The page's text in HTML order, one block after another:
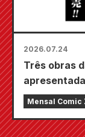
2026.07.24
Três obras
capítulos!! A
revista em
venda em
Mensal Comic